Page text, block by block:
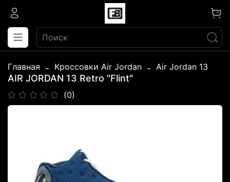
Главная Кроссовки Air Jordan Air Jordan 13
AIR JORDAN 13 Retro "Flint"
(0)